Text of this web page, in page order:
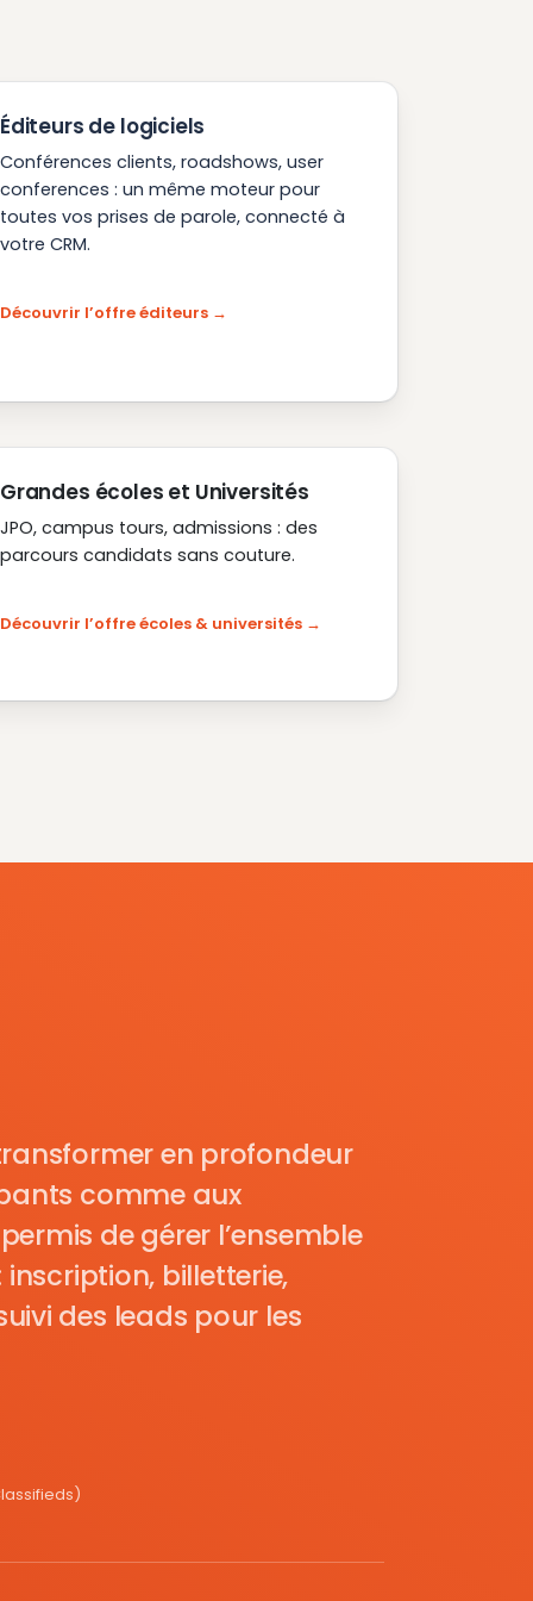
Éditeurs de logiciels
Conférences clients, roadshows, user
conferences : un même moteur pour
toutes vos prises de parole, connecté à
votre CRM.
Découvrir l’offre éditeurs
Grandes écoles et Universités
JPO, campus tours, admissions : des
parcours candidats sans couture.
Découvrir l’offre écoles & universités
en profondeur
comme aux
de gérer l’ensemble
billetterie,
des leads pour les